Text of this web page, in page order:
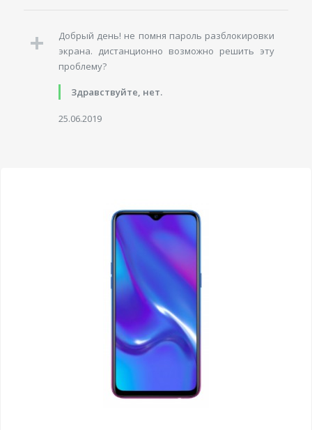
Добрый день! не помня пароль разблокировки
экрана. дистанционно возможно решить эту
проблему?
Здравствуйте, нет.
25.06.2019